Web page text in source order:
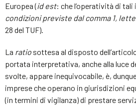
Europea (id est: che l’operatività di tali
condizioni previste dal comma 1,
28 del TUF).
La ratio sottesa al disposto
portata interpretativa, anche alla luce
svolte, appare inequivocabile, è,
imprese che operano in giurisdizioni
(in termini di vigilanza) di prestare